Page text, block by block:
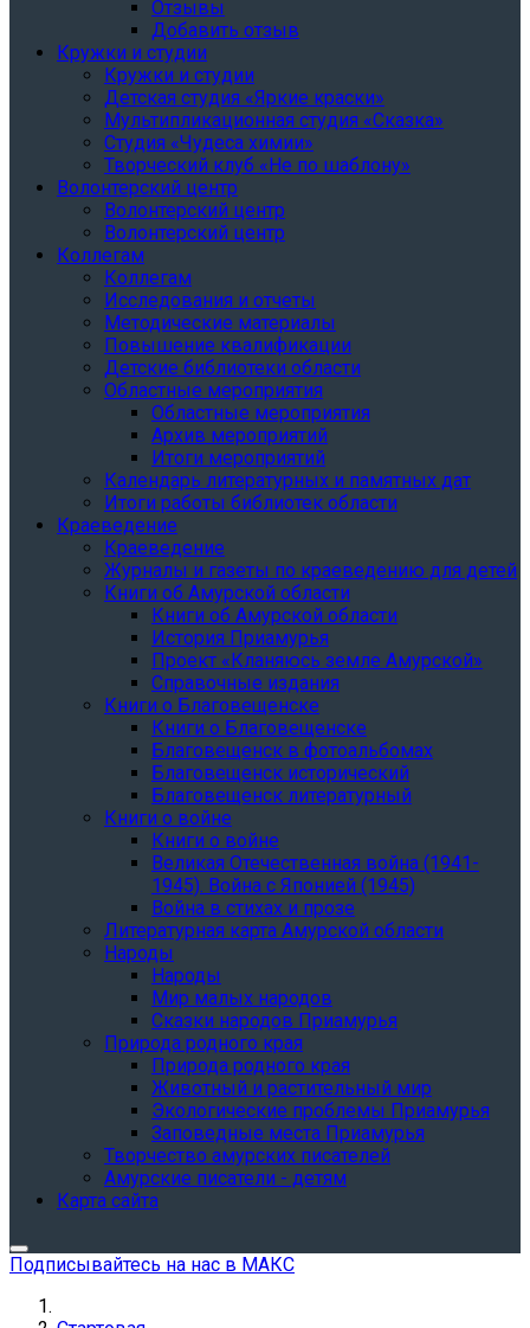
Отзывы
Добавить отзыв
Кружки и студии
Кружки и студии
Детская студия «Яркие краски»
Мультипликационная студия «Сказка»
Студия «Чудеса химии»
Творческий клуб «Не по шаблону»
Волонтерский центр
Волонтерский центр
Волонтерский центр
Коллегам
Коллегам
Исследования и отчеты
Методические материалы
Повышение квалификации
Детские библиотеки области
Областные мероприятия
Областные мероприятия
Архив мероприятий
Итоги мероприятий
Календарь литературных и памятных дат
Итоги работы библиотек области
Краеведение
Краеведение
Журналы и газеты по краеведению для детей
Книги об Амурской области
Книги об Амурской области
История Приамурья
Проект «Кланяюсь земле Амурской»
Справочные издания
Книги о Благовещенске
Книги о Благовещенске
Благовещенск в фотоальбомах
Благовещенск исторический
Благовещенск литературный
Книги о войне
Книги о войне
Великая Отечественная война (1941-
1945). Война с Японией (1945)
Война в стихах и прозе
Литературная карта Амурской области
Народы
Народы
Мир малых народов
Сказки народов Приамурья
Природа родного края
Природа родного края
Животный и растительный мир
Экологические проблемы Приамурья
Заповедные места Приамурья
Творчество амурских писателей
Амурские писатели - детям
Карта сайта
Подписывайтесь на нас в МАКС